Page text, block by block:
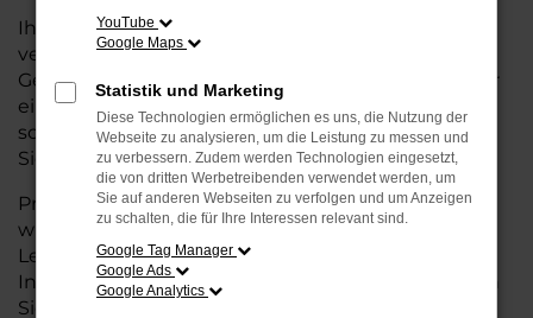
Ihr Škoda Autohaus in Weyhe ist Ihr
vertrauenswürdiger Partner, wenn es um
Gebrauchtwagen geht. Wir bieten Ihnen nicht nur
eine große Auswahl an geprüften Fahrzeugen,
sondern auch eine fachkundige Beratung, damit
Sie das für Sie passende Modell finden.
Profitieren Sie von unseren zusätzlichenServices
wie attraktiven Finanzierungsmöglichkeiten,
Leasingangeboten und der bequemen
Inzahlungnahme Ihres alten Fahrzeugs. Besuchen
Sie uns und überzeugen Sie sich von der Qualität
YouTube
Google Maps
Statistik und Marketing
Diese Technologien ermöglichen es uns, die Nutzung der
Webseite zu analysieren, um die Leistung zu messen und
zu verbessern. Zudem werden Technologien eingesetzt,
die von dritten Werbetreibenden verwendet werden, um
Sie auf anderen Webseiten zu verfolgen und um Anzeigen
zu schalten, die für Ihre Interessen relevant sind.
Google Tag Manager
Google Ads
Google Analytics